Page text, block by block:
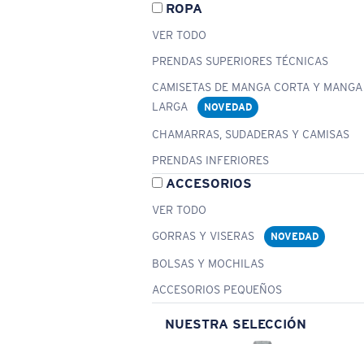
ROPA
VER TODO
PRENDAS SUPERIORES TÉCNICAS
CAMISETAS DE MANGA CORTA Y MANGA
LARGA
NOVEDAD
CHAMARRAS, SUDADERAS Y CAMISAS
PRENDAS INFERIORES
ACCESORIOS
VER TODO
GORRAS Y VISERAS
NOVEDAD
BOLSAS Y MOCHILAS
ACCESORIOS PEQUEÑOS
NUESTRA SELECCIÓN